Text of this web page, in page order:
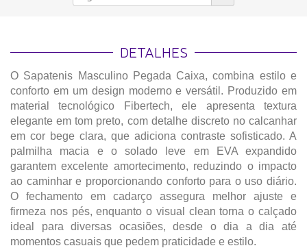
DETALHES
O Sapatenis Masculino Pegada Caixa, combina estilo e
conforto em um design moderno e versátil. Produzido em
material tecnológico Fibertech, ele apresenta textura
elegante em tom preto, com detalhe discreto no calcanhar
em cor bege clara, que adiciona contraste sofisticado. A
palmilha macia e o solado leve em EVA expandido
garantem excelente amortecimento, reduzindo o impacto
ao caminhar e proporcionando conforto para o uso diário.
O fechamento em cadarço assegura melhor ajuste e
firmeza nos pés, enquanto o visual clean torna o calçado
ideal para diversas ocasiões, desde o dia a dia até
momentos casuais que pedem praticidade e estilo.